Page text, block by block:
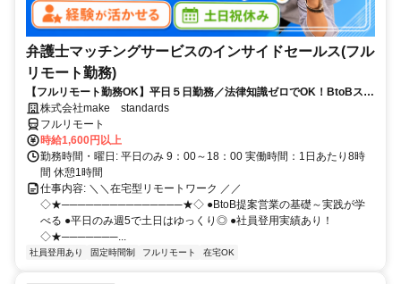
弁護士マッチングサービスのインサイドセールス(フル
リモート勤務)
【フルリモート勤務OK】平日５日勤務／法律知識ゼロでOK！BtoBスキ
ルが身につく営業職
株式会社make standards
フルリモート
時給1,600円以上
勤務時間・曜日: 平日のみ 9：00～18：00 実働時間：1日あたり8時
間 休憩1時間
仕事内容: ＼＼在宅型リモートワーク ／／
◇★───────────────★◇ ●BtoB提案営業の基礎～実践が学
べる ●平日のみ週5で土日はゆっくり◎ ●社員登用実績あり！
◇★───────...
社員登用あり 固定時間制 フルリモート 在宅OK